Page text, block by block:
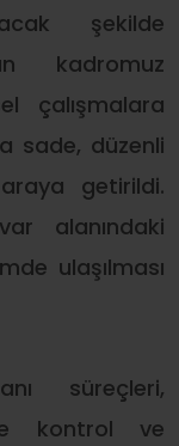
şekilde
kadromuz
çalışmalara
sade, düzenli
getirildi.
alanındaki
ulaşılması
süreçleri,
kontrol ve